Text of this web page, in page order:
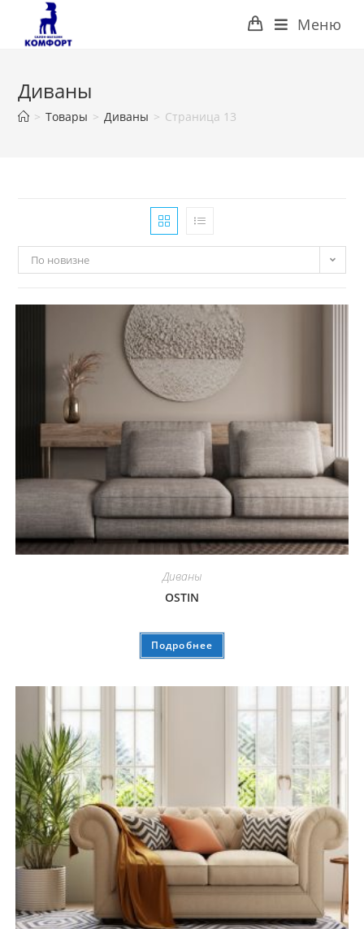
Перейти
содержимому
Меню
Диваны
> Товары > Диваны > Страница 13
По новизне
Диваны
OSTIN
Подробнее